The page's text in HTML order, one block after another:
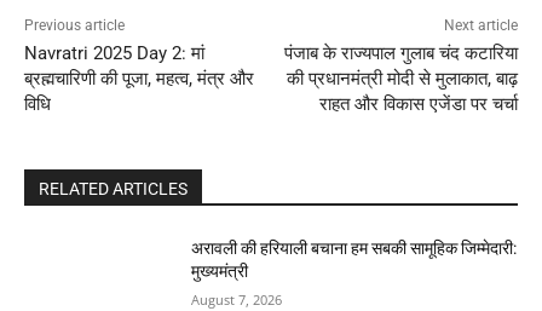
Previous article
Navratri 2025 Day 2: मां
ब्रह्मचारिणी की पूजा, महत्व, मंत्र और
विधि
Next article
पंजाब के राज्यपाल गुलाब चंद कटारिया
की प्रधानमंत्री मोदी से मुलाकात, बाढ़
राहत और विकास एजेंडा पर चर्चा
RELATED ARTICLES
अरावली की हरियाली बचाना हम सबकी सामूहिक जिम्मेदारी:
मुख्यमंत्री
August 7, 2026